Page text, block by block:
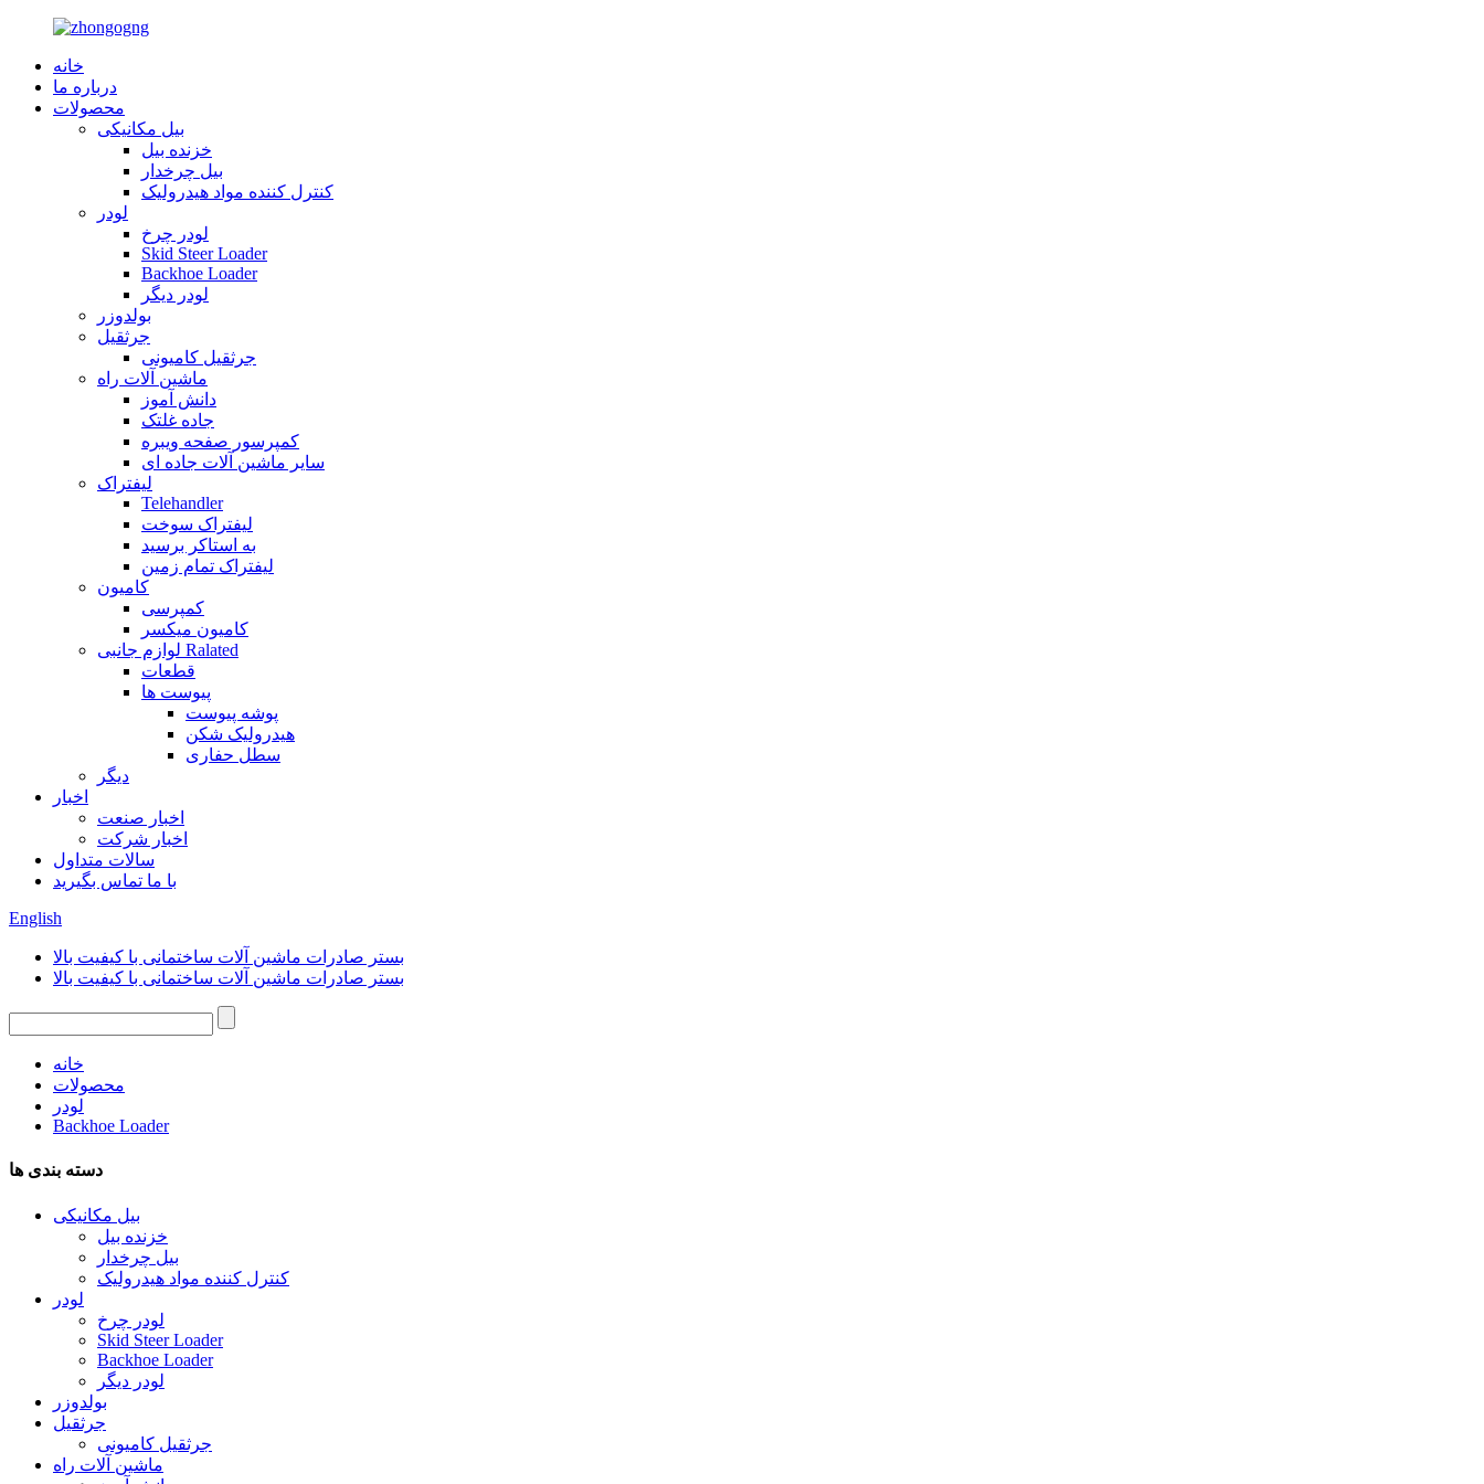
خانه
درباره ما
محصولات
بیل مکانیکی
خزنده بیل
بیل چرخدار
کنترل کننده مواد هیدرولیک
لودر
لودر چرخ
Skid Steer Loader
Backhoe Loader
لودر دیگر
بولدوزر
جرثقیل
جرثقیل کامیونی
ماشین آلات راه
دانش آموز
جاده غلتک
کمپرسور صفحه ویبره
سایر ماشین آلات جاده ای
لیفتراک
Telehandler
لیفتراک سوخت
به استاکر برسید
لیفتراک تمام زمین
کامیون
کمپرسی
کامیون میکسر
لوازم جانبی Ralated
قطعات
پیوست ها
پوشه پیوست
هیدرولیک شکن
سطل حفاری
دیگر
اخبار
اخبار صنعت
اخبار شرکت
سالات متداول
با ما تماس بگیرید
English
بستر صادرات ماشین آلات ساختمانی با کیفیت بالا
بستر صادرات ماشین آلات ساختمانی با کیفیت بالا
خانه
محصولات
لودر
Backhoe Loader
دسته بندی ها
بیل مکانیکی
خزنده بیل
بیل چرخدار
کنترل کننده مواد هیدرولیک
لودر
لودر چرخ
Skid Steer Loader
Backhoe Loader
لودر دیگر
بولدوزر
جرثقیل
جرثقیل کامیونی
ماشین آلات راه